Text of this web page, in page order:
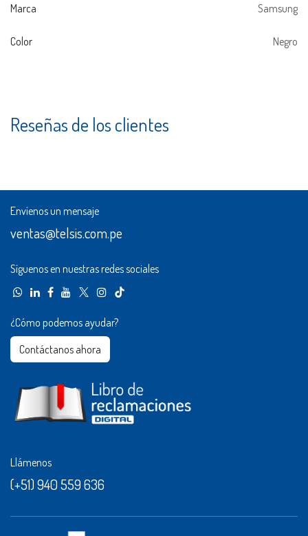
Marca Samsung
Color Negro
Reseñas de los clientes
Envíenos un mensaje
ventas@telsis.com.pe
Síguenos en nuestras redes sociales
¿Cómo podemos ayudar?
Contáctanos ahora​​
Llámenos
(+51) 940 559 636